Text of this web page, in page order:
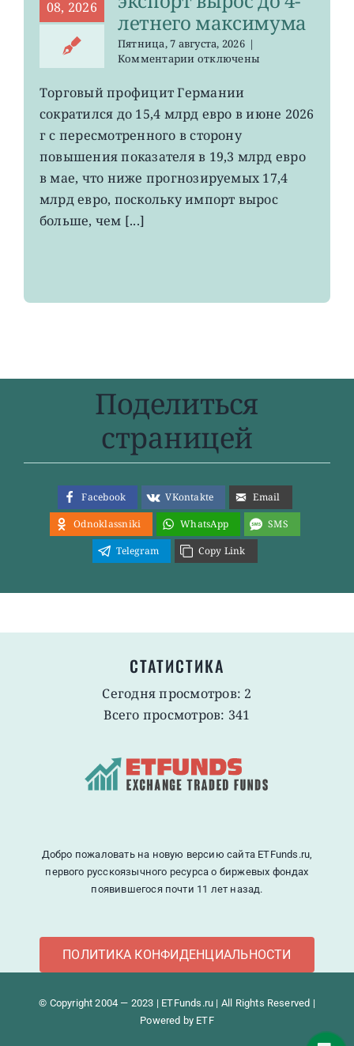
08, 2026
летнего максимума
Пятница, 7 августа, 2026 |
Комментариик
EWG:
немецкий
экспорт
вырос
4-
летнего
отключены
Торговый профицит Германии
сократился до 15,4 млрд евро в июне 2026
г с пересмотренного в сторону
повышения показателя в 19,3 млрд евро
в мае, что ниже прогнозируемых 17,4
млрд евро, поскольку импорт вырос
больше, чем [...]
Поделиться
страницей
Facebook VKontakte
Email
Odnoklassniki
WhatsApp
SMS
Telegram
Copy Link
СТАТИСТИКА
Сегодня просмотров: 2
Всего просмотров: 341
Добро пожаловать на новую версию сайта ETFunds.ru,
первого русскоязычного ресурса о биржевых фондах
появившегося почти 11 лет назад.
ПОЛИТИКА КОНФИДЕНЦИАЛЬНОСТИ
© Copyright 2004 — 2023 | ETFunds.ru | All Rights Reserved |
Powered by ETF